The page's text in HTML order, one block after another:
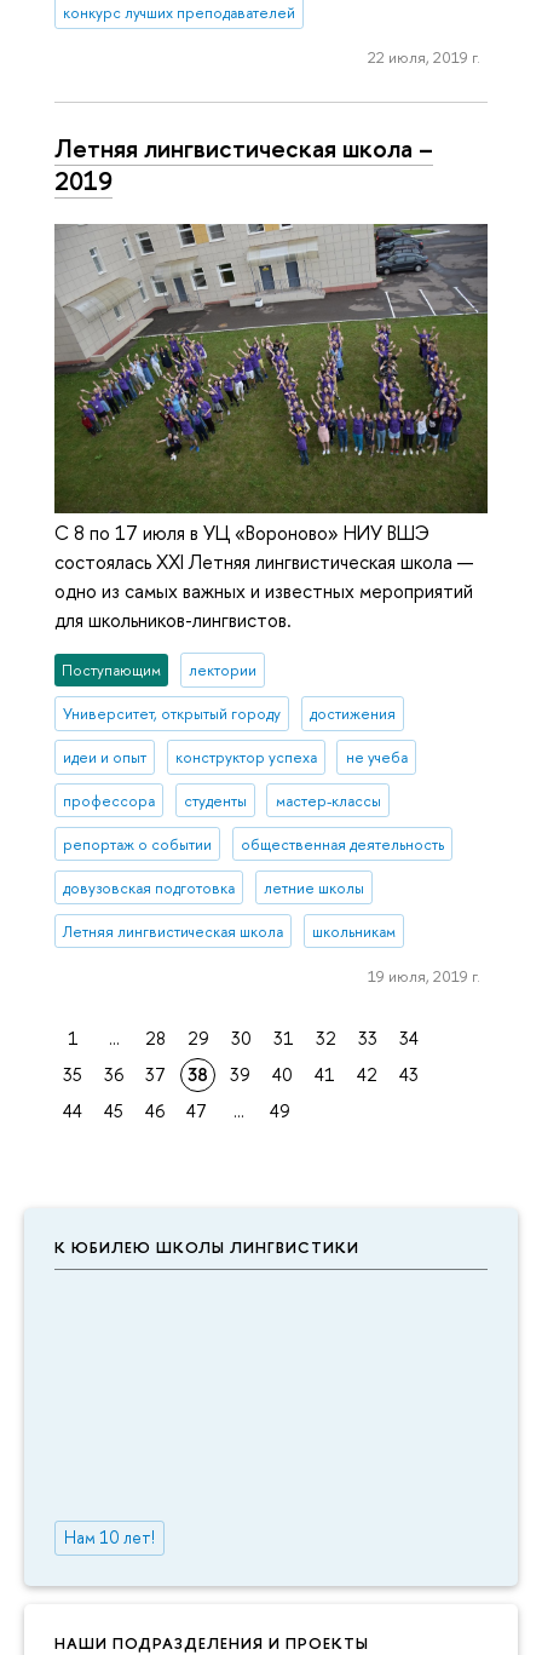
К ЮБИЛЕЮ ШКОЛЫ ЛИНГВИСТИКИ
Нам 10 лет!
НАШИ ПОДРАЗДЕЛЕНИЯ И ПРОЕКТЫ
конкурс лучших преподавателей
22 июля, 2019 г.
Летняя линг­ви­сти­че­ская школа –
2019
С 8 по 17 июля в УЦ «Вороново» НИУ ВШЭ
состоялась XXI Летняя лингвистическая школа —
одно из самых важных и известных мероприятий
для школьников-лингвистов.
Поступающим лектории
Университет, открытый городу достижения
идеи и опыт конструктор успеха не учеба
профессора студенты мастер-классы
репортаж о событии общественная деятельность
довузовская подготовка летние школы
Летняя лингвистическая школа школьникам
19 июля, 2019 г.
1 ... 28 29 30 31 32 33
34
35
36 37 38 39 40 41 42
43
44
45 46 47 ... 49